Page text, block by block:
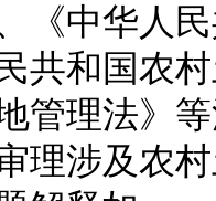
《中华人
共和国农
管理法》
理涉及农